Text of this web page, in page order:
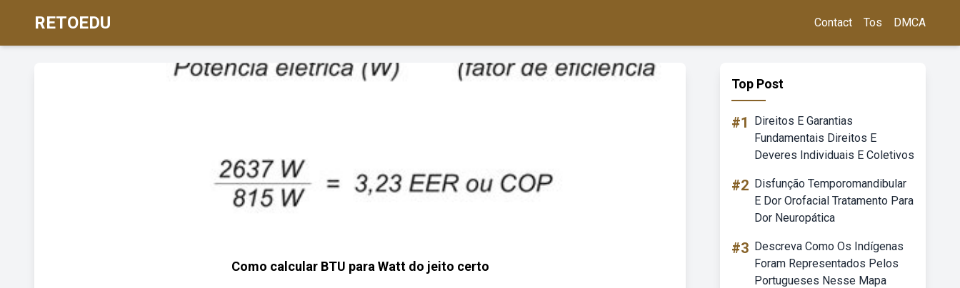
RETOEDU Contact Tos DMCA
Como calcular BTU para Watt do jeito certo
Top Post
#1
Direitos E Garantias
Fundamentais Direitos E
Deveres Individuais E Coletivos
#2 Disfunção Temporomandibular
E Dor Orofacial Tratamento Para
Dor Neuropática
#3 Descreva Como Os Indígenas
Foram Representados Pelos
Portugueses Nesse Mapa